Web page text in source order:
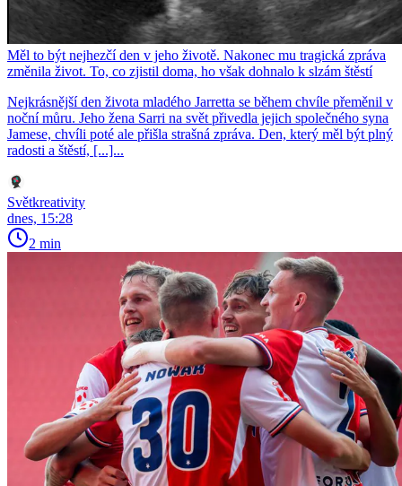
Měl to být nejhezčí den v jeho životě. Nakonec mu tragická zpráva
změnila život. To, co zjistil doma, ho však dohnalo k slzám štěstí
Nejkrásnější den života mladého Jarretta se během chvíle přeměnil v
noční můru. Jeho žena Sarri na svět přivedla jejich společného syna
Jamese, chvíli poté ale přišla strašná zpráva. Den, který měl být plný
radosti a štěstí, [...]...
Světkreativity
dnes, 15:28
2 min